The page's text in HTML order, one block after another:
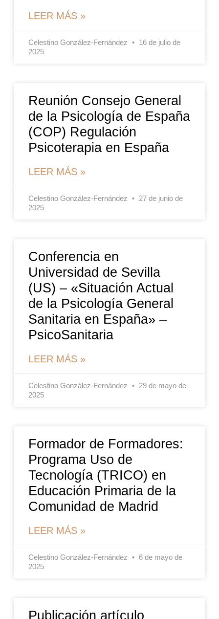
LEER MÁS »
Celestino González-Fernández
16 de julio de
2025
Reunión Consejo General
de la Psicología de España
(COP) Regulación
Psicoterapia en España
LEER MÁS »
Celestino González-Fernández
27 de junio de
2025
Conferencia en
Universidad de Sevilla
(US) – «Situación Actual
de la Psicología General
Sanitaria en España» –
PsicoSanitaria
LEER MÁS »
Celestino González-Fernández
29 de mayo de
2025
Formador de Formadores:
Programa Uso de
Tecnología (TRICO) en
Educación Primaria de la
Comunidad de Madrid
LEER MÁS »
Celestino González-Fernández
6 de mayo de
2025
Publicación artículo